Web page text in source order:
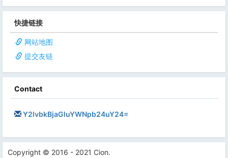
快捷链接
网站地图
提交友链
Contact
Y2lvbkBjaGluYWNpb24uY24=
Copyright © 2016 - 2021 Cion.